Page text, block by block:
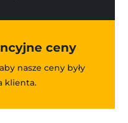
ceny
nasze ceny były
klienta.